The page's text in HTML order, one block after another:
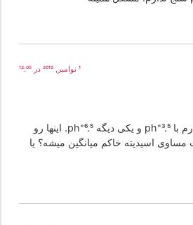
میگم من یک پیت ماس دارم با ph=3.5 و یکی دیگه ph=6.5. اینها رو
خاکم میانگین میشه؟ یا